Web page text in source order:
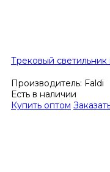
Трековый
Производитель: Faldi
Есть в наличии
Купить оптом